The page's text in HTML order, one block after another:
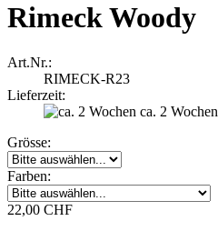
Rimeck Woody
Art.Nr.:
RIMECK-R23
Lieferzeit:
ca. 2 Wochen
Grösse:
Farben:
22,00 CHF